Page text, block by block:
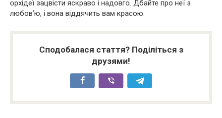
орхідеї зацвісти яскраво і надовго. Дбайте про неї з
любов’ю, і вона віддячить вам красою.
Сподобалася стаття? Поділіться з
друзями!